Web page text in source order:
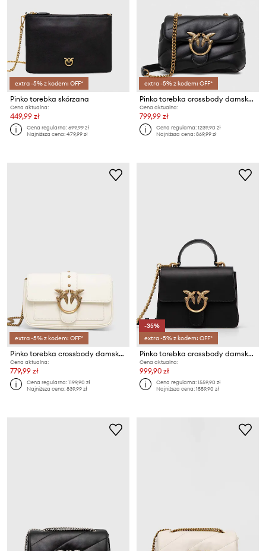
extra -5% z kodem: OFF*
Pinko torebka skórzana
Cena aktualna:
449,99 zł
Cena regularna:699,99 zł
Najniższa cena:479,99 zł
extra -5% z kodem: OFF*
Pinko torebka crossbody damska skórzana
Cena aktualna:
799,99 zł
Cena regularna:1239,90 zł
Najniższa cena:869,99 zł
extra -5% z kodem: OFF*
Pinko torebka crossbody damska skórzana
Cena aktualna:
779,99 zł
Cena regularna:1199,90 zł
Najniższa cena:839,99 zł
-35%
extra -5% z kodem: OFF*
Pinko torebka crossbody damska skórzana
Cena aktualna:
999,90 zł
Cena regularna:1559,90 zł
Najniższa cena:1559,90 zł